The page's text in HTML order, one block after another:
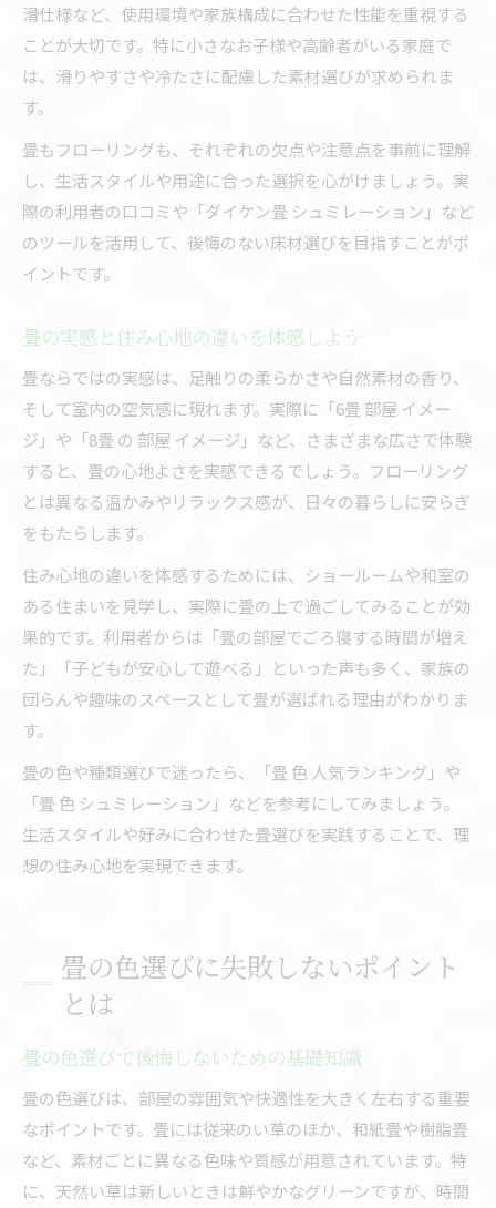
滑仕様など、使用環境や家族構成に合わせた性能を重視する
ことが大切です。特に小さなお子様や高齢者がいる家庭で
は、滑りやすさや冷たさに配慮した素材選びが求められま
す。
畳もフローリングも、それぞれの欠点や注意点を事前に理解
し、生活スタイルや用途に合った選択を心がけましょう。実
際の利用者の口コミや「ダイケン畳 シュミレーション」など
のツールを活用して、後悔のない床材選びを目指すことがポ
イントです。
畳の実感と住み心地の違いを体感しよう
畳ならではの実感は、足触りの柔らかさや自然素材の香り、
そして室内の空気感に現れます。実際に「6畳 部屋 イメー
ジ」や「8畳 の 部屋 イメージ」など、さまざまな広さで体験
すると、畳の心地よさを実感できるでしょう。フローリング
とは異なる温かみやリラックス感が、日々の暮らしに安らぎ
をもたらします。
住み心地の違いを体感するためには、ショールームや和室の
ある住まいを見学し、実際に畳の上で過ごしてみることが効
果的です。利用者からは「畳の部屋でごろ寝する時間が増え
た」「子どもが安心して遊べる」といった声も多く、家族の
団らんや趣味のスペースとして畳が選ばれる理由がわかりま
す。
畳の色や種類選びで迷ったら、「畳 色 人気ランキング」や
「畳 色 シュミレーション」などを参考にしてみましょう。
生活スタイルや好みに合わせた畳選びを実践することで、理
想の住み心地を実現できます。
畳の色選びに失敗しないポイント
とは
畳の色選びで後悔しないための基礎知識
畳の色選びは、部屋の雰囲気や快適性を大きく左右する重要
なポイントです。畳には従来のい草のほか、和紙畳や樹脂畳
など、素材ごとに異なる色味や質感が用意されています。特
に、天然い草は新しいときは鮮やかなグリーンですが、時間